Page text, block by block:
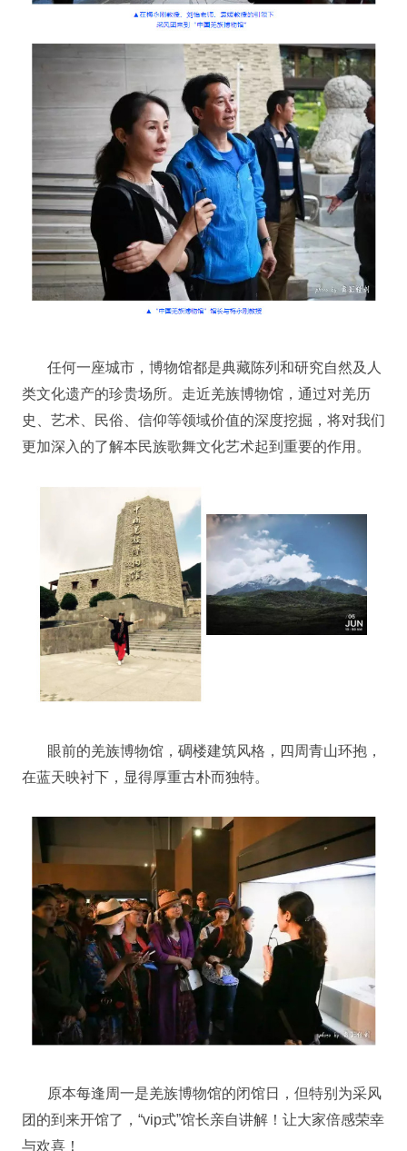
任何一座城市，博物馆都是典藏陈列和研究自然及人
类文化遗产的珍贵场所。走近羌族博物馆，通过对羌历
史、艺术、民俗、信仰等领域价值的深度挖掘，将对我们
更加深入的了解本民族歌舞文化艺术起到重要的作用。
眼前的羌族博物馆，碉楼建筑风格，四周青山环抱，
在蓝天映衬下，显得厚重古朴而独特。
原本每逢周一是羌族博物馆的闭馆日，但特别为采风
团的到来开馆了，“vip式”馆长亲自讲解！让大家倍感荣幸
与欢喜！